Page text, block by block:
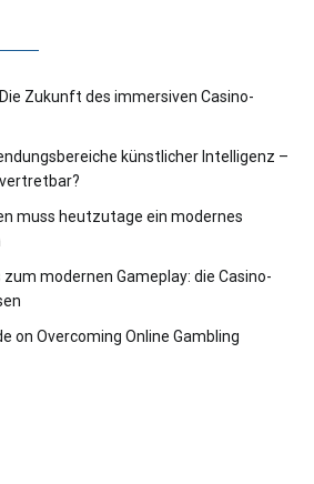
Zukunft des immersiven Casino-
künstlicher Intelligenz –
muss heutzutage ein modernes
modernen Gameplay: die Casino-
on Overcoming Online Gambling